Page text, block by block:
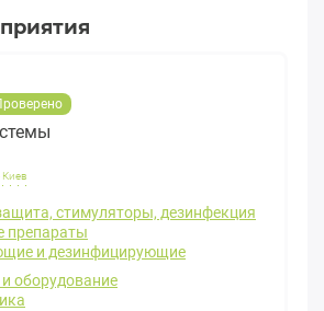
Киев
стимуляторы, дезинфекция
препараты
и дезинфицирующие
оборудование